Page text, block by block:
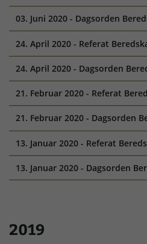
03. Juni 2020 - Dagsorden
24. April 2020 - Referat
24. April 2020 - Dagsorden
21. Februar 2020 - Referat
21. Februar 2020 - Dagsorden
13. Januar 2020 - Referat
13. Januar 2020 - Dagsorden
2019